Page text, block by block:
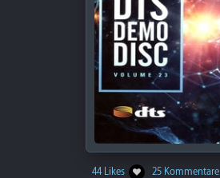
44 Likes 25 Kommentare